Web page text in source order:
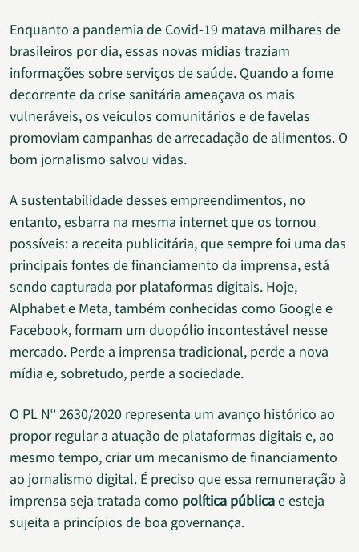
Enquanto a pandemia de Covid-19 matava milhares de
brasileiros por dia, essas novas mídias traziam
informações sobre serviços de saúde. Quando a fome
decorrente da crise sanitária ameaçava os mais
vulneráveis, os veículos comunitários e de favelas
promoviam campanhas de arrecadação de alimentos. O
bom jornalismo salvou vidas.
A sustentabilidade desses empreendimentos, no
entanto, esbarra na mesma internet que os tornou
possíveis: a receita publicitária, que sempre foi uma das
principais fontes de financiamento da imprensa, está
sendo capturada por plataformas digitais. Hoje,
Alphabet e Meta, também conhecidas como Google e
Facebook, formam um duopólio incontestável nesse
mercado. Perde a imprensa tradicional, perde a nova
mídia e, sobretudo, perde a sociedade.
O PL Nº 2630/2020 representa um avanço histórico ao
propor regular a atuação de plataformas digitais e, ao
mesmo tempo, criar um mecanismo de financiamento
ao jornalismo digital. É preciso que essa remuneração à
imprensa seja tratada como política públicae esteja
sujeita a princípios de boa governança.